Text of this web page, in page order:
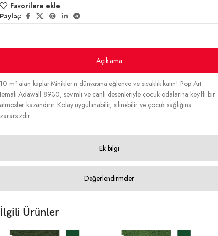
Favorilere ekle
Paylaş:
Açıklama
Ek bilgi
Değerlendirmeler
10 m² alan kaplar.Miniklerin dünyasına eğlence ve sıcaklık katın! Pop Art
temalı Adawall 8930, sevimli ve canlı desenleriyle çocuk odalarına keyifli bir
atmosfer kazandırır. Kolay uygulanabilir, silinebilir ve çocuk sağlığına
zararsızdır.
İlgili Ürünler